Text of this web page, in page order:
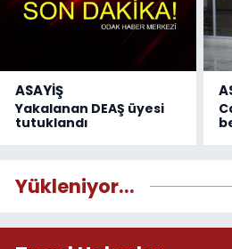
ASAYİŞ
Yakalanan DEAŞ üyesi
tutuklandı
Yükleniyor...